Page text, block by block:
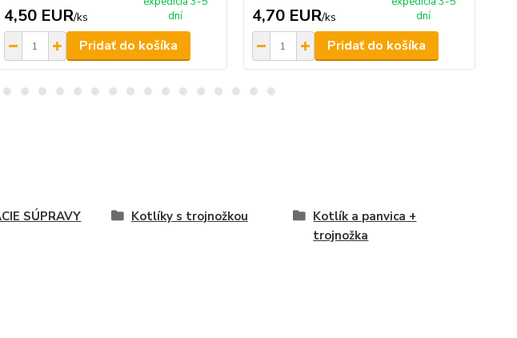
4,50 EUR/ks
dní
Pridať do košíka
4,70 EUR/ks
dní
Pridať do košíka
SÚPRAVY Kotlíky s trojnožkou
Kotlík a panvica +
trojnožka